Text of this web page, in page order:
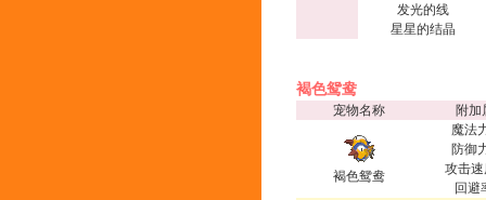
发光的线
星星的结晶
褐色鸳鸯
宠物名称 附加
褐色鸳鸯
魔法
防御
攻击
回避